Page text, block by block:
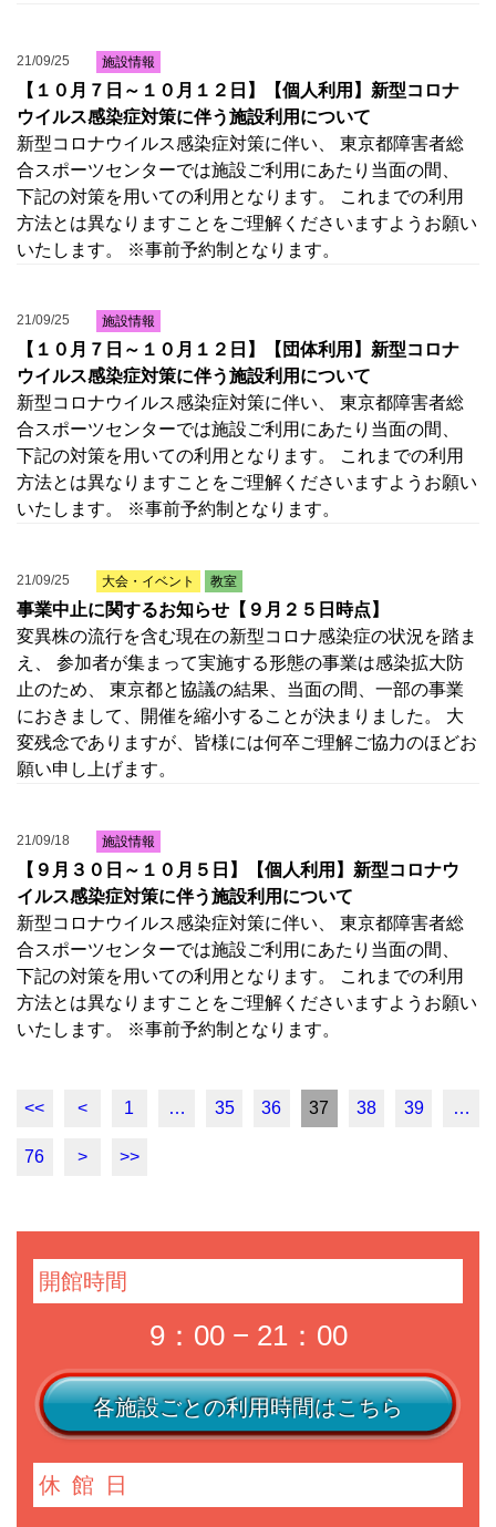
21/09/25 施設情報
【１０月７日～１０月１２日】【個人利用】新型コロナ
ウイルス感染症対策に伴う施設利用について
新型コロナウイルス感染症対策に伴い、 東京都障害者総
合スポーツセンターでは施設ご利用にあたり当面の間、
下記の対策を用いての利用となります。 これまでの利用
方法とは異なりますことをご理解くださいますようお願い
いたします。 ※事前予約制となります。
21/09/25 施設情報
【１０月７日～１０月１２日】【団体利用】新型コロナ
ウイルス感染症対策に伴う施設利用について
新型コロナウイルス感染症対策に伴い、 東京都障害者総
合スポーツセンターでは施設ご利用にあたり当面の間、
下記の対策を用いての利用となります。 これまでの利用
方法とは異なりますことをご理解くださいますようお願い
いたします。 ※事前予約制となります。
21/09/25 大会・イベント 教室
事業中止に関するお知らせ【９月２５日時点】
変異株の流行を含む現在の新型コロナ感染症の状況を踏ま
え、 参加者が集まって実施する形態の事業は感染拡大防
止のため、 東京都と協議の結果、当面の間、一部の事業
におきまして、開催を縮小することが決まりました。 大
変残念でありますが、皆様には何卒ご理解ご協力のほどお
願い申し上げます。
21/09/18 施設情報
【９月３０日～１０月５日】【個人利用】新型コロナウ
イルス感染症対策に伴う施設利用について
新型コロナウイルス感染症対策に伴い、 東京都障害者総
合スポーツセンターでは施設ご利用にあたり当面の間、
下記の対策を用いての利用となります。 これまでの利用
方法とは異なりますことをご理解くださいますようお願い
いたします。 ※事前予約制となります。
<< < 1 … 35 36 37 38 39 …
76 > >>
開館時間
9：00 − 21：00
各施設ごとの利用時間はこちら
休館日